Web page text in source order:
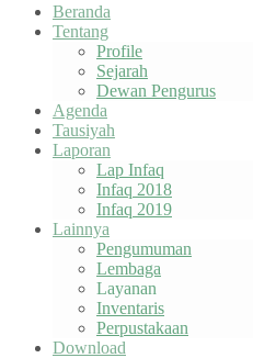
Beranda
Tentang
Profile
Sejarah
Dewan Pengurus
Agenda
Tausiyah
Laporan
Lap Infaq
Infaq 2018
Infaq 2019
Lainnya
Pengumuman
Lembaga
Layanan
Inventaris
Perpustakaan
Download